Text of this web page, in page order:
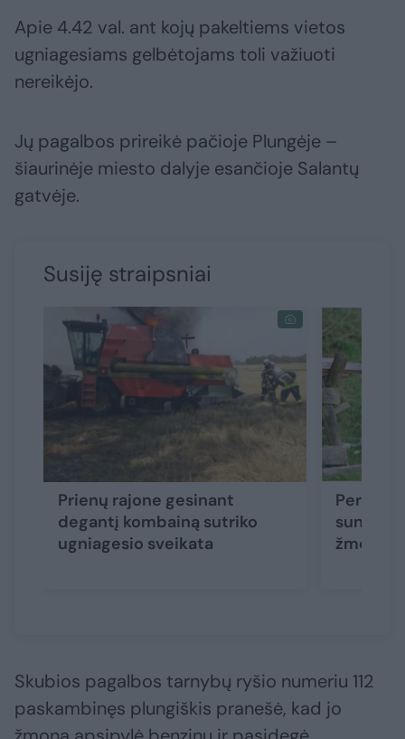
Apie 4.42 val. ant kojų pakeltiems vietos
ugniagesiams gelbėtojams toli važiuoti
nereikėjo.
Jų pagalbos prireikė pačioje Plungėje –
šiaurinėje miesto dalyje esančioje Salantų
gatvėje.
Susiję straipsniai
Prienų rajone gesinant
degantį kombainą sutriko
ugniagesio sveikata
Per
žmogus
Skubios pagalbos tarnybų ryšio numeriu 112
paskambinęs plungiškis pranešė, kad jo